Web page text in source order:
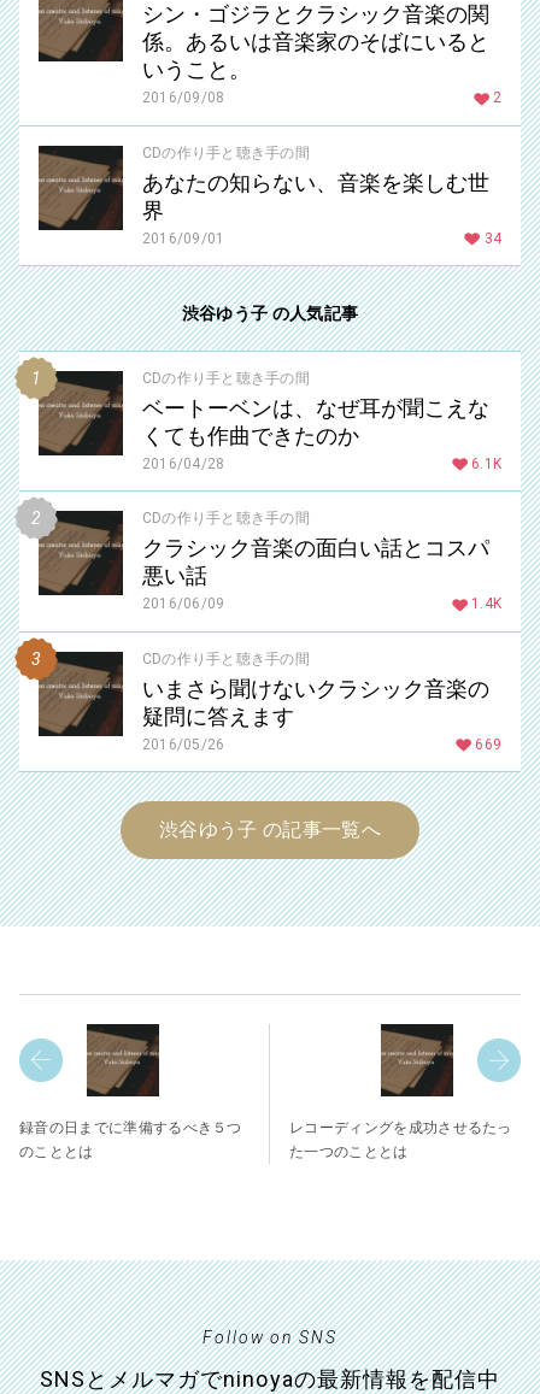
シン・ゴジラとクラシック音楽の関
係。あるいは音楽家のそばにいると
いうこと。
2016/09/08 2
CDの作り手と聴き手の間
あなたの知らない、音楽を楽しむ世
界
2016/09/01 34
渋谷ゆう子 の人気記事
CDの作り手と聴き手の間
ベートーベンは、なぜ耳が聞こえな
くても作曲できたのか
2016/04/28 6.1K
CDの作り手と聴き手の間
クラシック音楽の面白い話とコスパ
悪い話
2016/06/09 1.4K
CDの作り手と聴き手の間
いまさら聞けないクラシック音楽の
疑問に答えます
2016/05/26 669
渋谷ゆう子 の記事一覧へ
録音の日までに準備するべき５つ
のこととは
レコーディングを成功させるたっ
た一つのこととは
Follow on SNS
SNSとメルマガでninoyaの最新情報を配信中